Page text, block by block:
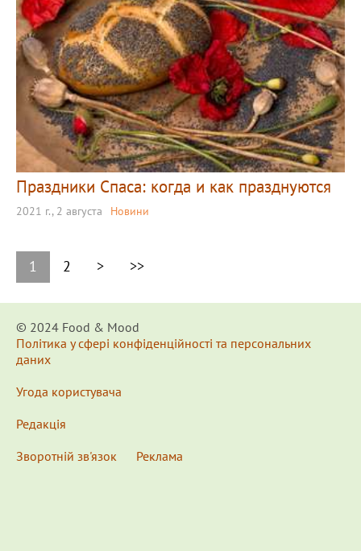
Праздники Спаса: когда и как празднуются
2021 г., 2 августа Новини
1 2 > >>
© 2024 Food & Мood
Політика у сфері конфіденційності та персональних
даних
Угода користувача
Редакція
Зворотній зв'язок
Реклама